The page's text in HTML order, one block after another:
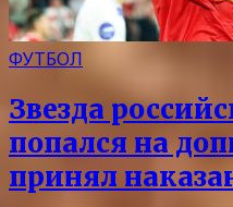
ФУТБОЛ
Звезда
попался на
принял